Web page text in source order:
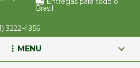
Brasil
3222-4956
MENU